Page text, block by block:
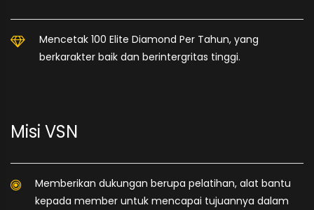
Mencetak 100 Elite Diamond Per Tahun, yang
berkarakter baik dan berintergritas tinggi.
Misi VSN
Memberikan dukungan berupa pelatihan, alat bantu
kepada member untuk mencapai tujuannya dalam